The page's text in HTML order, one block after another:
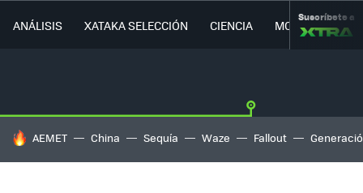
ANÁLISIS XATAKA SELECCIÓN CIENCIA MOVILIDAD
Suscríbete a
HOY SE HABLA DE
AEMET China Sequía Waze Fallout